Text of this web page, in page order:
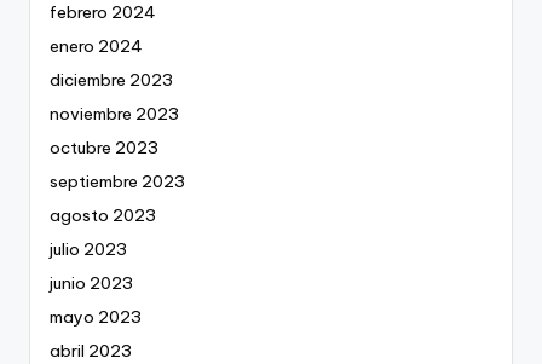
febrero 2024
enero 2024
diciembre 2023
noviembre 2023
octubre 2023
septiembre 2023
agosto 2023
julio 2023
junio 2023
mayo 2023
abril 2023